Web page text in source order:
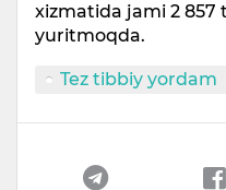
xizmatida jami 2
yuritmoqda.
Tez tibbiy yordam